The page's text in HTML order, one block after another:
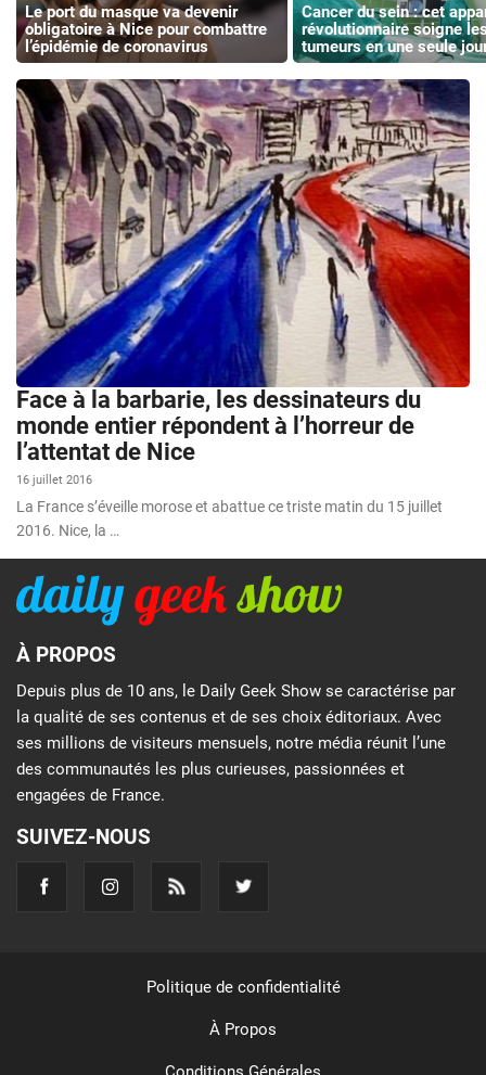
Le port du masque va devenir
obligatoire à Nice pour combattre
l’épidémie de coronavirus
Cancer du sein : cet
révolutionnaire soigne
tumeurs en une seule
Face à la barbarie, les dessinateurs du
monde entier répondent à l’horreur de
l’attentat de Nice
16 juillet 2016
La France s’éveille morose et abattue ce triste matin du 15 juillet
2016. Nice, la …
À PROPOS
Depuis plus de 10 ans, le Daily Geek Show se caractérise par
la qualité de ses contenus et de ses choix éditoriaux. Avec
ses millions de visiteurs mensuels, notre média réunit l’une
des communautés les plus curieuses, passionnées et
engagées de France.
SUIVEZ-NOUS
Politique de confidentialité
À Propos